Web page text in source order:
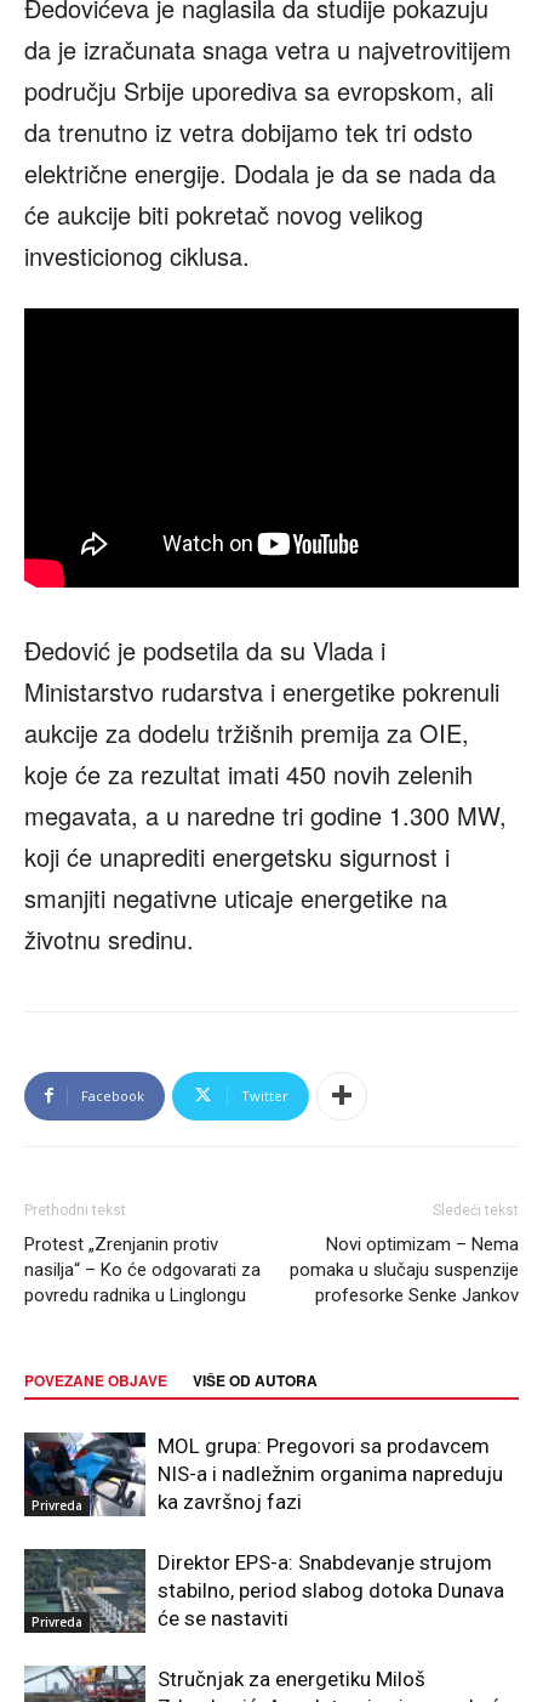
Đedovićeva je naglasila da studije pokazuju
da je izračunata snaga vetra u najvetrovitijem
području Srbije uporediva sa evropskom, ali
da trenutno iz vetra dobijamo tek tri odsto
električne energije. Dodala je da se nada da
će aukcije biti pokretač novog velikog
investicionog ciklusa.
Đedović je podsetila da su Vlada i
Ministarstvo rudarstva i energetike pokrenuli
aukcije za dodelu tržišnih premija za OIE,
koje će za rezultat imati 450 novih zelenih
megavata, a u naredne tri godine 1.300 MW,
koji će unaprediti energetsku sigurnost i
smanjiti negativne uticaje energetike na
životnu sredinu.
Facebook Twitter
Prethodni tekst
Protest „Zrenjanin protiv
nasilja“ – Ko će odgovarati za
povredu radnika u Linglongu
Sledeći tekst
Novi optimizam – Nema
pomaka u slučaju suspenzije
profesorke Senke Jankov
POVEZANE OBJAVE VIŠE OD AUTORA
Privreda
MOL grupa: Pregovori sa prodavcem
NIS-a i nadležnim organima napreduju
ka završnoj fazi
Privreda
Direktor EPS-a: Snabdevanje strujom
stabilno, period slabog dotoka Dunava
će se nastaviti
Stručnjak za energetiku Miloš